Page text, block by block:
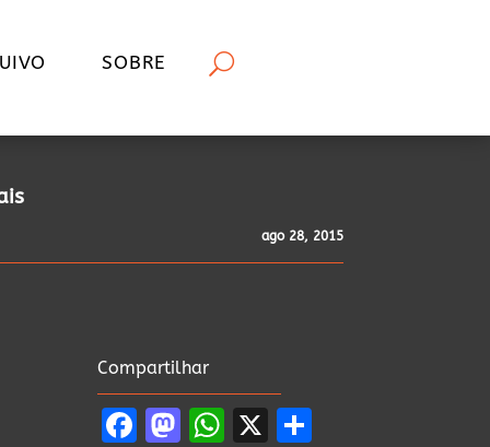
SOBRE
ago 28, 2015
Compartilhar
Facebook
Mastodon
WhatsApp
X